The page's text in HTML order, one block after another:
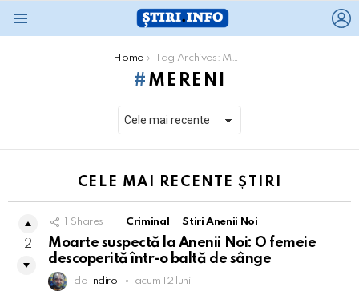
Home Tag Archives: Mereni
MERENI
CELE MAI RECENTE ȘTIRI
1 Shares Criminal Stiri Anenii Noi
Moarte suspectă la Anenii Noi: O femeie
descoperită într-o baltă de sânge
de Indiro acum 12 luni
2